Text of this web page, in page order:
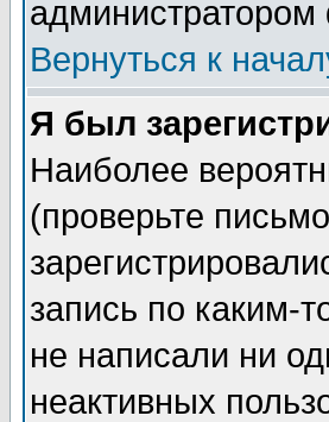
Вернуться к
Я был
Наиболее
(проверьте
запись по каким-
не написали ни
неактивных